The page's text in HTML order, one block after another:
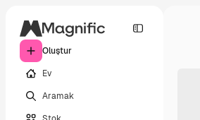
Oluştur
Ev
Aramak